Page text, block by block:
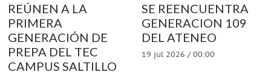
REÚNEN A LA
PRIMERA
GENERACIÓN DE
PREPA DEL TEC
CAMPUS SALTILLO
SE REENCUENTRA
GENERACION 109
DEL ATENEO
19 jul 2026 / 00:00